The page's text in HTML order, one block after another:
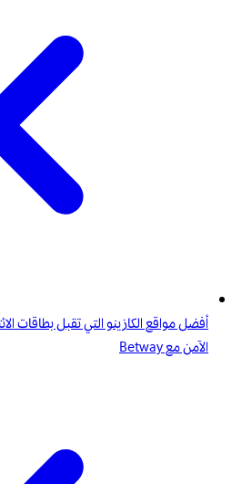
الآمن مع Betway